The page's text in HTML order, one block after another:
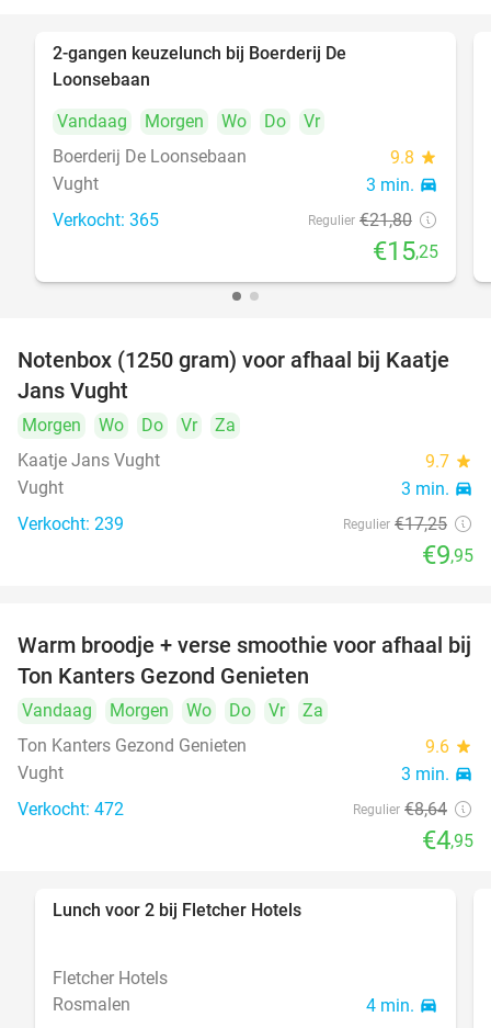
2-gangen keuzelunch bij Boerderij De
Loonsebaan
Vandaag
Morgen Wo Do
Vr
Boerderij De Loonsebaan
9.8 star
Vught 3 min. directions_car
Verkocht: 365 Regulier €21,80
€15,25
42%
Notenbox (1250 gram) voor afhaal bij Kaatje
Jans Vught
Morgen Wo Do Vr
Za
Kaatje Jans Vught
9.7 star
Vught 3 min. directions_car
Verkocht: 239 Regulier €17,25
€9,95
43%
Warm broodje + verse smoothie voor afhaal bij
Ton Kanters Gezond Genieten
Vandaag Morgen Wo Do Vr
Za
Ton Kanters Gezond Genieten
9.6 star
Vught 3 min. directions_car
Verkocht: 472 Regulier €8,64
€4,95
Lunch voor 2 bij Fletcher Hotels
Fletcher Hotels
Rosmalen
4 min. directions_car